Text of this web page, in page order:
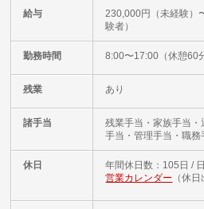
給与
230,000円（未経験）
験者）
勤務時間 8:00〜17:00（休憩60
残業 あり
諸手当
残業手当・家族手当
手当・管理手当・職務
休日
年間休日数：105日 /
営業カレンダー （休